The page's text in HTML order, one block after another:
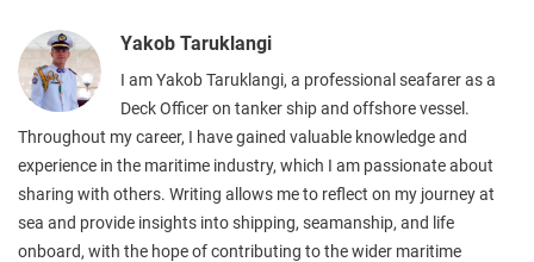
Yakob Taruklangi
I am Yakob Taruklangi, a professional seafarer as a
Deck Officer on tanker ship and offshore vessel.
Throughout my career, I have gained valuable knowledge and
experience in the maritime industry, which I am passionate about
sharing with others. Writing allows me to reflect on my journey at
sea and provide insights into shipping, seamanship, and life
onboard, with the hope of contributing to the wider maritime